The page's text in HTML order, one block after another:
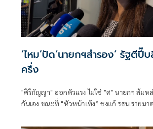
‘ไหม’ปัด‘นายกฯสำรอง’ รัฐตีปี๊
ครึ่ง
"ศิริกัญญา" ออกตัวแรง ไม่ใช่ "ศ" นายกฯ ส้มหล่น ส่อรัฐบาลฟัด
กันเอง ขณะที่ "หัวหน้าเท้ง” ชงแก้ รธน.รายมา